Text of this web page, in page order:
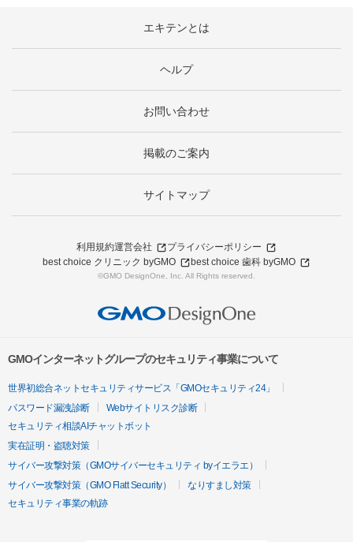
エキテンとは
ヘルプ
お問い合わせ
掲載のご案内
サイトマップ
利用規約運営会社
プライバシーポリシー
best choice クリニック byGMO
best choice 歯科 byGMO
©GMO DesignOne, Inc. All Rights reserved.
GMOインターネットグループのセキュリティ事業について
世界初総合ネットセキュリティサービス「GMOセキュリティ24」
パスワード漏洩診断
Webサイトリスク診断
セキュリティ相談AIチャットボット
実在証明・盗聴対策
サイバー攻撃対策（GMOサイバーセキュリティ byイエラエ）
サイバー攻撃対策（GMO Flatt Security）
なりすまし対策
セキュリティ事業の軌跡